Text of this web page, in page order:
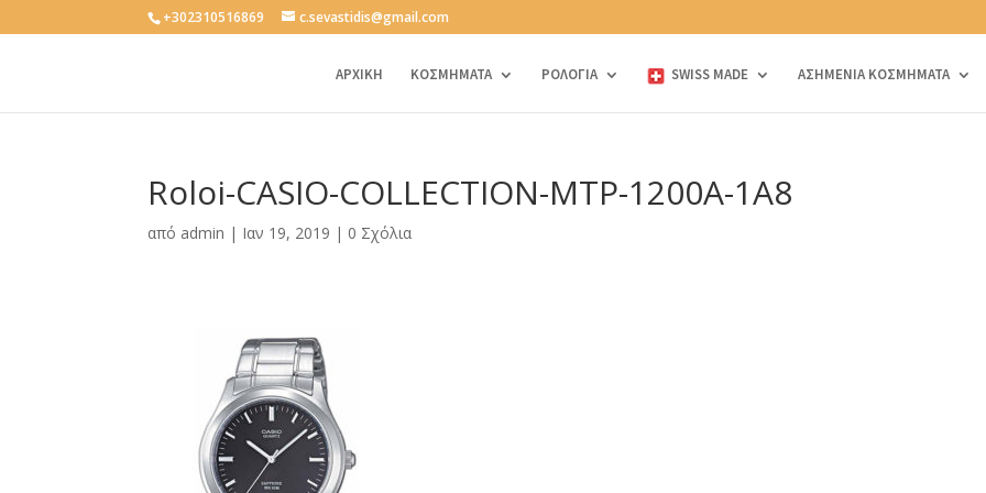
+302310516869 c.sevastidis@gmail.com
ΑΡΧΙΚΗ ΚΟΣΜΗΜΑΤΑ ΡΟΛΟΓΙΑ SWISS MADE ΑΣΗΜΕΝΙΑ ΚΟΣΜΗΜΑΤΑ
Roloi-CASIO-COLLECTION-MTP-1200A-1A8
από admin | Ιαν 19, 2019 | 0 Σχόλια